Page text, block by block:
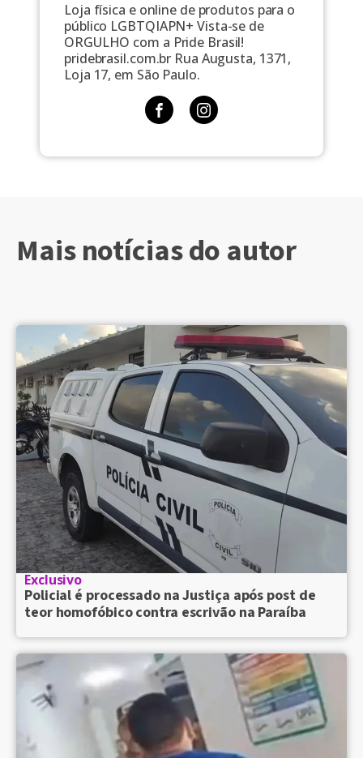
Loja física e online de produtos para o
público LGBTQIAPN+ Vista-se de
ORGULHO com a Pride Brasil!
pridebrasil.com.br Rua Augusta, 1371,
Loja 17, em São Paulo.
Mais notícias do autor
Exclusivo
Policial é processado na Justiça após post de
teor homofóbico contra escrivão na Paraíba